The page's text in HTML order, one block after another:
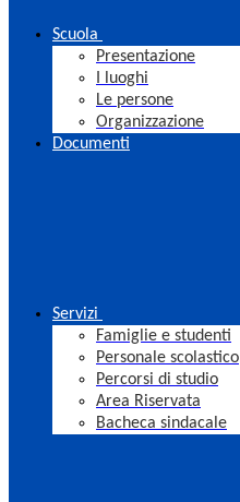
Scuola
Presentazione
I luoghi
Le persone
Organizzazione
Documenti
Servizi
Famiglie e studenti
Personale scolastico
Percorsi di studio
Area Riservata
Bacheca sindacale